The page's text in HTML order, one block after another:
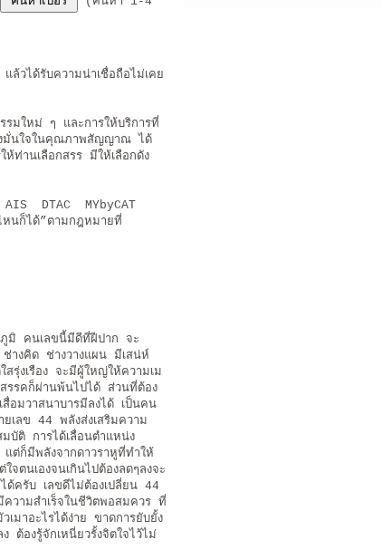
ล้วได้รับความน่าเชื่อถือไม่เคย
ใหม่ ๆ และการให้บริการที่
มั่นใจในคุณภาพสัญญาณ ได้
ท่านเลือกสรร มีให้เลือกดัง
DTAC MYbyCAT
นก็ได้”ตามกฎหมายที่
ภูมิ คนเลขนี้มีดีที่ฝีปาก จะ
ช่างคิด ช่างวางแผน มีเสน่ห์
รุ่งเรือง จะมีผู้ใหญ่ให้ความเม
รรคก็ผ่านพ้นไปได้ ส่วนที่ต้อง
อมวาสนาบารมีลงได้ เป็นคน
เลข 44 พลังส่งเสริมความ
บัติ การได้เลื่อนตำแหน่ง
ต่ก็มีพลังจากดาวราหูที่ทำให้
ใจตนเองจนเกินไปต้องลดๆลงจะ
ด้ครับ เลขดีไม่ต้องเปลี่ยน 44
วามสำเร็จในชีวิตพอสมควร ที่
าอะไรได้ง่าย ขาดการยับยั้ง
ต้องรู้จักเหนี่ยวรั้งจิตใจไว้ไม่